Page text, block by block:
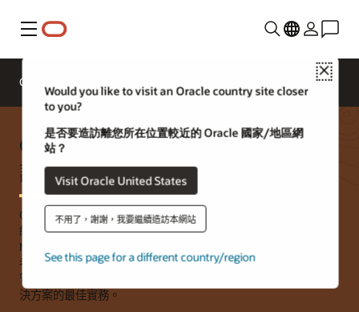
功能表
Close
Would you like to visit an Oracle country site closer
to you?
是否要造訪離您所在位置較近的 Oracle 國家/地區網
站？
Visit Oracle United States
不用了，謝謝，我要繼續造訪本網站
See this page for a different country/region
Oracle University 聯絡 Oracle University
Oracle Fusion Cloud SCM 培訓與
認證
Oracle University 提供各種角色型學習路徑和專業認證，以協助
組織充分利用 Oracle Fusion Cloud Supply Chain &
Manufacturing (SCM) 應用程式。數位培訓可協助確保您的使用
者全面瞭解 Oracle Cloud SCM 創新管理、庫存管理、製造、訂單
管理、產品生命週期管理、供應鏈規劃、成本管理和產品中心解
決方案的最佳實務。